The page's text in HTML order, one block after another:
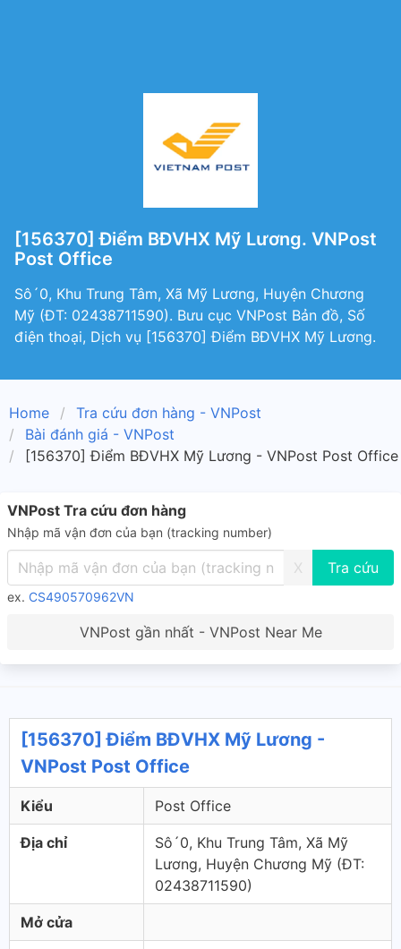
[156370] Điểm BĐVHX Mỹ Lương. VNPost
Post Office
Sô´0, Khu Trung Tâm, Xã Mỹ Lương, Huyện Chương
Mỹ (ÐT: 02438711590). Bưu cục VNPost Bản đồ, Số
điện thoại, Dịch vụ [156370] Điểm BĐVHX Mỹ Lương.
Home
Tra cứu đơn hàng - VNPost
Bài đánh giá - VNPost
[156370] Điểm BĐVHX Mỹ Lương - VNPost Post Office
VNPost Tra cứu đơn hàng
Nhập mã vận đơn của bạn (tracking number)
X
ex. CS490570962VN
VNPost gần nhất - VNPost Near Me
[156370] Điểm BĐVHX Mỹ Lương -
VNPost Post Office
Kiểu Post Office
Địa chỉ
Sô´0, Khu Trung Tâm, Xã Mỹ
Lương, Huyện Chương Mỹ (ÐT:
02438711590)
Mở cửa